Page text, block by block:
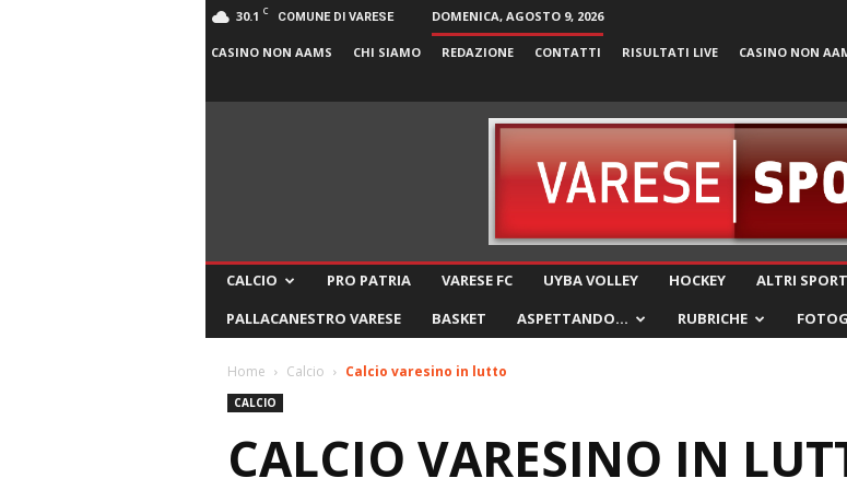
30.1 C COMUNE DI VARESE DOMENICA, AGOSTO 9, 2026
CASINO NON AAMS CHI SIAMO REDAZIONE CONTATTI RISULTATI LIVE CASINO NON
CALCIO PRO PATRIA VARESE FC UYBA VOLLEY HOCKEY ALTRI SPORT
PALLACANESTRO VARESE
BASKET ASPETTANDO… RUBRICHE
Home Calcio Calcio varesino in lutto
CALCIO
CALCIO VARESINO IN